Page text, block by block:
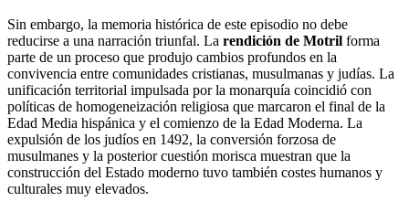
Sin embargo, la memoria histórica de este episodio no debe
reducirse a una narración triunfal. La rendición de Motril forma
parte de un proceso que produjo cambios profundos en la
convivencia entre comunidades cristianas, musulmanas y judías. La
unificación territorial impulsada por la monarquía coincidió con
políticas de homogeneización religiosa que marcaron el final de la
Edad Media hispánica y el comienzo de la Edad Moderna. La
expulsión de los judíos en 1492, la conversión forzosa de
musulmanes y la posterior cuestión morisca muestran que la
construcción del Estado moderno tuvo también costes humanos y
culturales muy elevados.